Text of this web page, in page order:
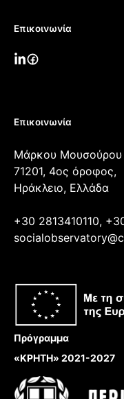
Επικοινωνία
Επικοινωνία
Μάρκου Μουσούρου
71201, 4ος όροφος,
Ηράκλειο, Ελλάδα
+30 2813410110,
Πρόγραμμα
«ΚΡΗΤΗ» 2021-2027